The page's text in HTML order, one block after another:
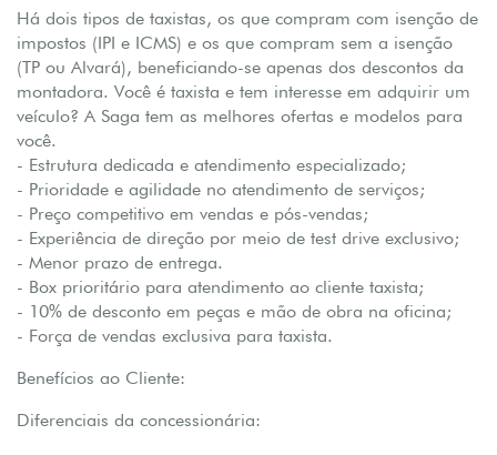
Há dois tipos de taxistas, os que compram com isenção de
impostos (IPI e ICMS) e os que compram sem a isenção
(TP ou Alvará), beneficiando-se apenas dos descontos da
montadora. Você é taxista e tem interesse em adquirir um
veículo? A Saga tem as melhores ofertas e modelos para
você.
- Estrutura dedicada e atendimento especializado;
- Prioridade e agilidade no atendimento de serviços;
- Preço competitivo em vendas e pós-vendas;
- Experiência de direção por meio de test drive exclusivo;
- Menor prazo de entrega.
- Box prioritário para atendimento ao cliente taxista;
- 10% de desconto em peças e mão de obra na oficina;
- Força de vendas exclusiva para taxista.
Benefícios ao Cliente:
Diferenciais da concessionária: